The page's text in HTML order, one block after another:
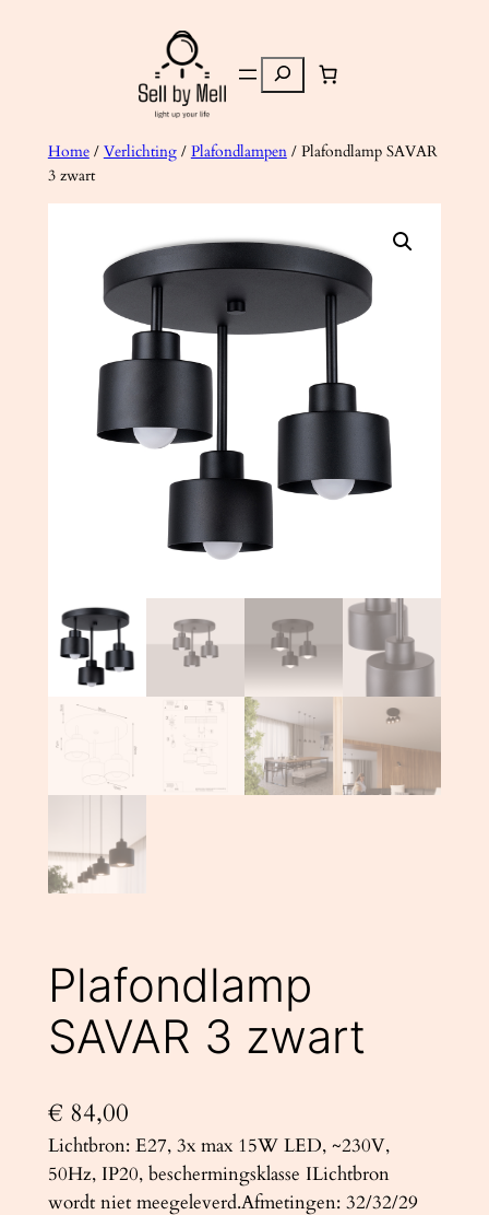
Zoeken
Home/ Verlichting/ Plafondlampen/ Plafondlamp SAVAR
3 zwart
Plafondlamp
SAVAR 3 zwart
€ 84,00
Lichtbron: E27, 3x max 15W LED, ~230V,
50Hz, IP20, beschermingsklasse ILichtbron
wordt niet meegeleverd.Afmetingen: 32/32/29